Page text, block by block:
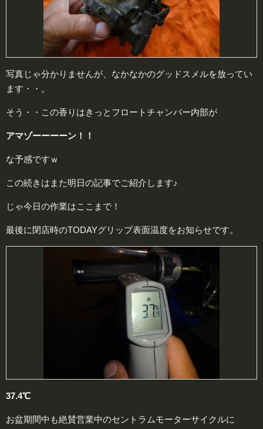
写真じゃ分かりませんが、なかなかのグッドスメルを放ってい
ます・・。
そう・・この香りはきっとフロートチャンバー内部が
アマゾーーーーン！！
な予感ですｗ
この続きはまた明日の記事でご紹介します♪
じゃ今日の作業はここまで！
最後に閉店時のTODAYグリップ表面温度をお知らせです。
37.4℃
お盆期間中も絶賛営業中のセントラムモーターサイクルに